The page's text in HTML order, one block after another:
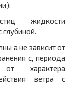
жидкости
глубиной.
а не зависит от
c, периода
характера
ветра с